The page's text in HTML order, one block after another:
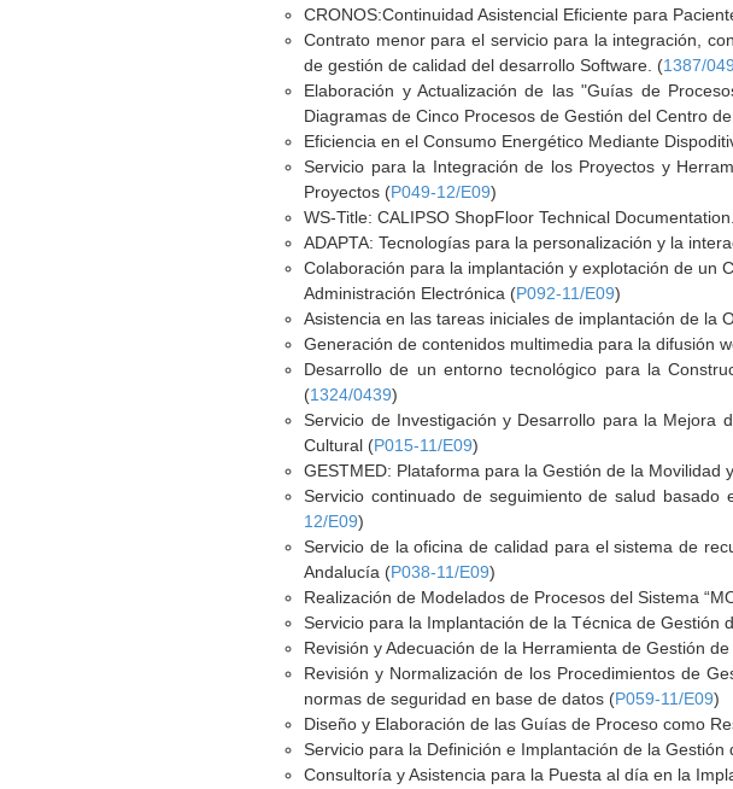
CRONOS:Continuidad Asistencial Eficiente para
Contrato menor para el servicio para la integración,
de gestión de calidad del desarrollo Software. (1387/
Elaboración y Actualización de las "Guías de
Diagramas de Cinco Procesos de Gestión del Centro
Eficiencia en el Consumo Energético Mediante
Servicio para la Integración de los Proyectos y
Proyectos (P049-12/E09)
WS-Title: CALIPSO ShopFloor Technical
ADAPTA: Tecnologías para la personalización y la
Colaboración para la implantación y explotación de un
Administración Electrónica (P092-11/E09)
Asistencia en las tareas iniciales de implantación de la
Generación de contenidos multimedia para la difusión
Desarrollo de un entorno tecnológico para la
(1324/0439)
Servicio de Investigación y Desarrollo para la Mejora
Cultural (P015-11/E09)
GESTMED: Plataforma para la Gestión de la
Servicio continuado de seguimiento de salud
12/E09)
Servicio de la oficina de calidad para el sistema de
Andalucía (P038-11/E09)
Realización de Modelados de Procesos del Sistema
Servicio para la Implantación de la Técnica de Gestión
Revisión y Adecuación de la Herramienta de Gestión
Revisión y Normalización de los Procedimientos de
normas de seguridad en base de datos (P059-11/E09)
Diseño y Elaboración de las Guías de Proceso como
Servicio para la Definición e Implantación de la
Consultoría y Asistencia para la Puesta al día en la